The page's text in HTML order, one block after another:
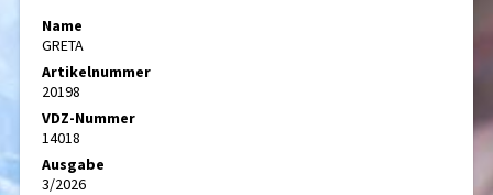
Name
GRETA
Artikelnummer
20198
VDZ-Nummer
14018
Ausgabe
3/2026